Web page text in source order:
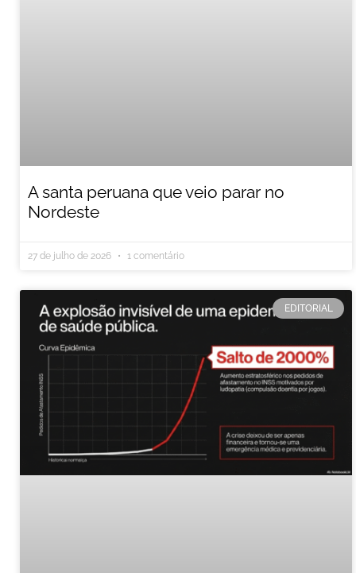
A santa peruana que veio parar no
Nordeste
27 de julho de 2026 1 comentário
EDITORIAL